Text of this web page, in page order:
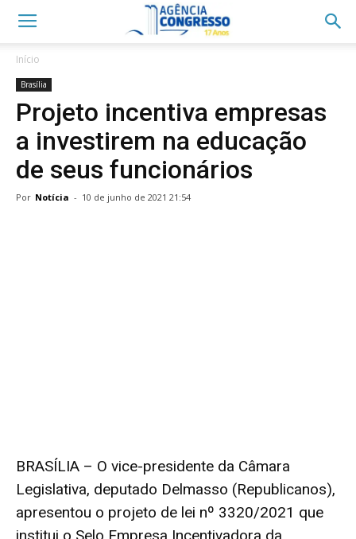
Início
Brasília
Projeto incentiva empresas
a investirem na educação
de seus funcionários
Por Notícia - 10 de junho de 2021 21:54
BRASÍLIA – O vice-presidente da Câmara
Legislativa, deputado Delmasso (Republicanos),
apresentou o projeto de lei nº 3320/2021 que